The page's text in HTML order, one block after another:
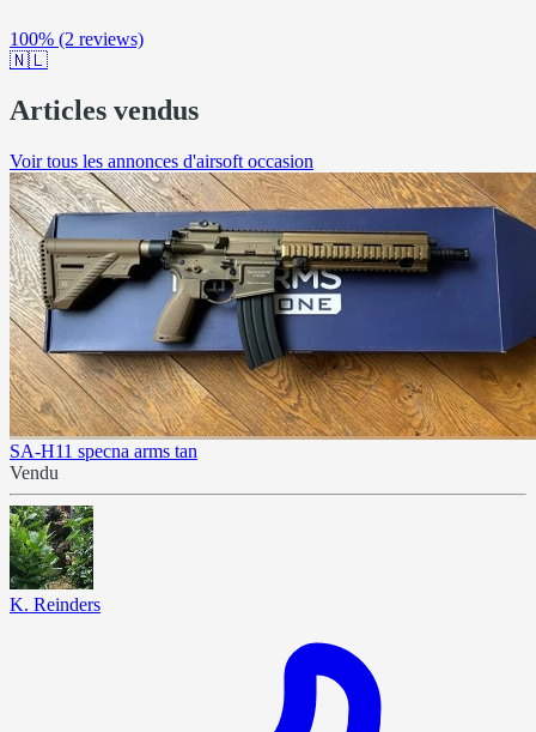
100% (2 reviews)
🇳🇱
Articles vendus
Voir tous les annonces d'airsoft occasion
SA-H11 specna arms tan
Vendu
K. Reinders